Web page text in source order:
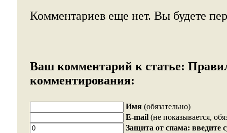
Комментариев еще нет. Вы будете
Ваш комментарий к статье:
комментирования:
Имя (обязательно)
E-mail (не показывается,
Защита от спама: введите